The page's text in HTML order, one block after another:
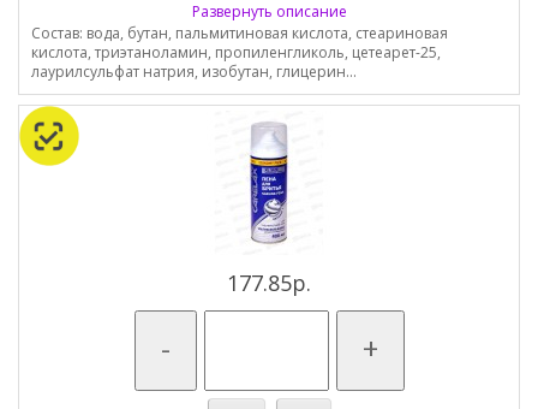
Развернуть описание
Состав: вода, бутан, пальмитиновая кислота, стеариновая
кислота, триэтаноламин, пропиленгликоль, цетеарет-25,
лаурилсульфат натрия, изобутан, глицерин...
177.85р.
- +